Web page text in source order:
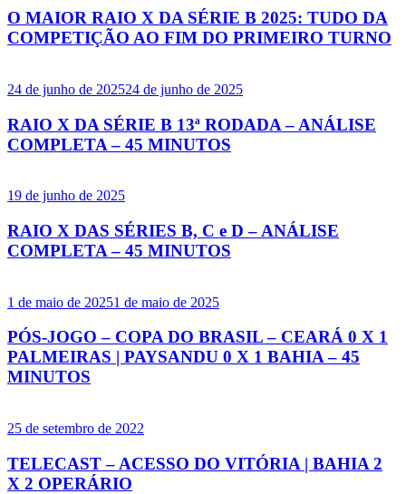
O MAIOR RAIO X DA SÉRIE B 2025: TUDO DA
COMPETIÇÃO AO FIM DO PRIMEIRO TURNO
24 de junho de 202524 de junho de 2025
RAIO X DA SÉRIE B 13ª RODADA – ANÁLISE
COMPLETA – 45 MINUTOS
19 de junho de 2025
RAIO X DAS SÉRIES B, C e D – ANÁLISE
COMPLETA – 45 MINUTOS
1 de maio de 20251 de maio de 2025
PÓS-JOGO – COPA DO BRASIL – CEARÁ 0 X 1
PALMEIRAS | PAYSANDU 0 X 1 BAHIA – 45
MINUTOS
25 de setembro de 2022
TELECAST – ACESSO DO VITÓRIA | BAHIA 2
X 2 OPERÁRIO